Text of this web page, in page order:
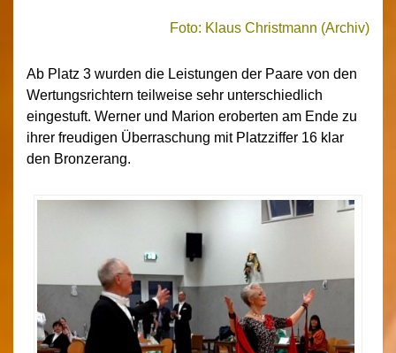
Foto: Klaus Christmann (Archiv)
Ab Platz 3 wurden die Leistungen der Paare von den
Wertungsrichtern teilweise sehr unterschiedlich
eingestuft. Werner und Marion eroberten am Ende zu
ihrer freudigen Überraschung mit Platzziffer 16 klar
den Bronzerang.